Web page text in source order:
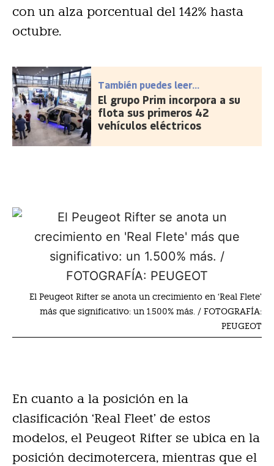
con un alza porcentual del 142% hasta
octubre.
También puedes leer...
El grupo Prim incorpora a su
flota sus primeros 42
vehículos eléctricos
El Peugeot Rifter se anota un crecimiento en ‘Real Flete’
más que significativo: un 1.500% más. / FOTOGRAFÍA:
PEUGEOT
En cuanto a la posición en la
clasificación ‘Real Fleet’ de estos
modelos, el Peugeot Rifter se ubica en la
posición decimotercera, mientras que el